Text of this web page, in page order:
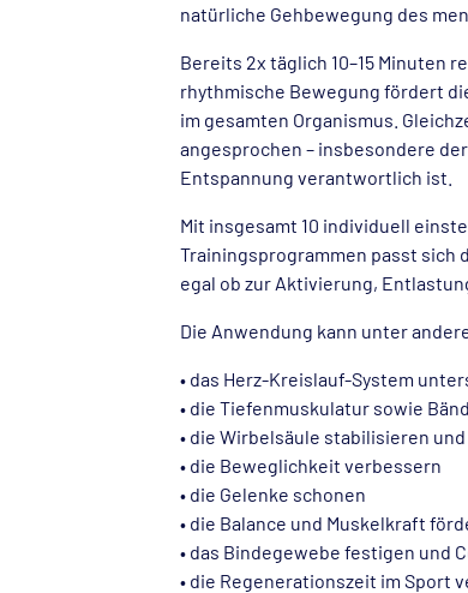
natürliche Gehbewegung des
Bereits 2x täglich 10–15 Minuten
rhythmische Bewegung fördert
im gesamten Organismus.
angesprochen – insbesondere
Entspannung verantwortlich ist.
Mit insgesamt 10 individuell
Trainingsprogrammen passt sich
egal ob zur Aktivierung,
Die Anwendung kann unter
• das Herz-Kreislauf-System
• die Tiefenmuskulatur sowie
• die Wirbelsäule stabilisieren
• die Beweglichkeit verbessern
• die Gelenke schonen
• die Balance und Muskelkraft
• das Bindegewebe festigen und
• die Regenerationszeit im Sport